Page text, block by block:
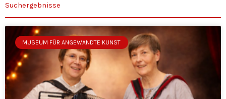
Suchergebnisse
MUSEUM FÜR ANGEWANDTE KUNST